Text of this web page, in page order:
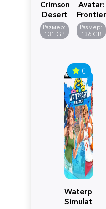
Crimson
Desert
Размер:
131 GB
Avatar:
Frontiers
of
Pandora
Размер:
136 GB
0
Waterpark
Simulator